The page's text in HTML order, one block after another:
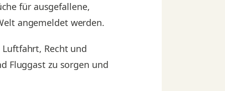
für ausgefallene,
angemeldet werden.
Luftfahrt, Recht und
Fluggast zu sorgen und